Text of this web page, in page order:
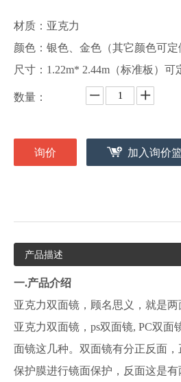
材质：亚克力
颜色：银色、金色（其它颜色可定
尺寸：1.22m* 2.44m（标准板）可
数量：
询价 加入询价篮
产品描述
一.产品介绍
亚克力双面镜，顾名思义，就是
亚克力双面镜，ps双面镜, PC双面
面镜这几种。双面镜有分正反面
保护膜进行镜面保护，反面这是